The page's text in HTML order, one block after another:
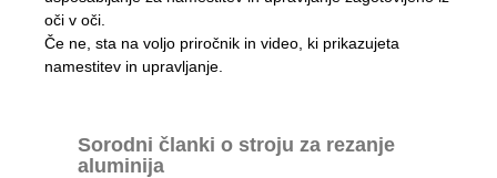
oči v oči.
Če ne, sta na voljo priročnik in video, ki prikazujeta
namestitev in upravljanje.
Sorodni članki o stroju za rezanje
aluminija